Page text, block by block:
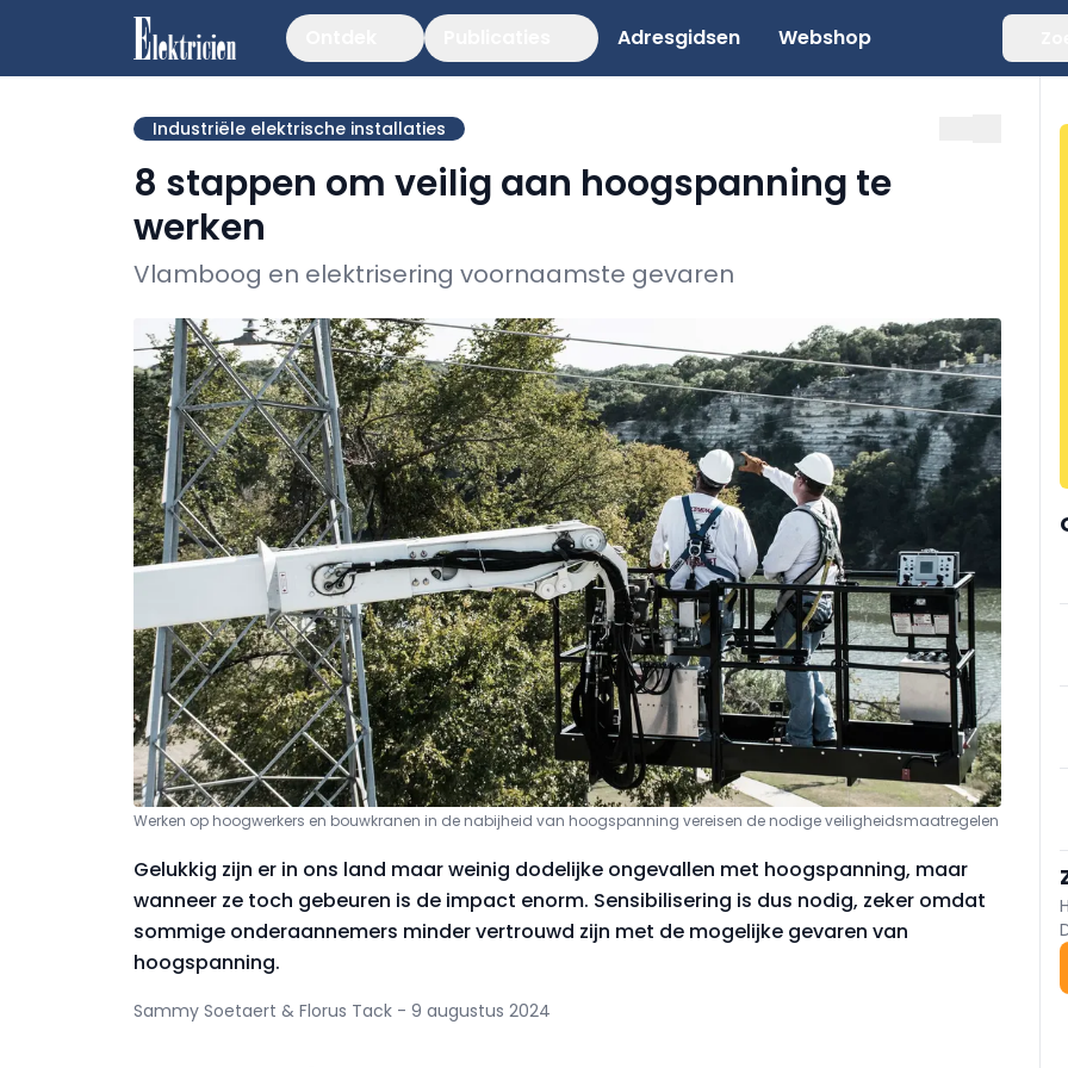
Adresgidsen Webshop
Industriële elektrische installaties
8 stappen om veilig aan hoogspanning te
werken
Vlamboog en elektrisering voornaamste gevaren
Werken op hoogwerkers en bouwkranen in de nabijheid van hoogspanning vereisen de nodige veiligheidsmaatregelen
Gelukkig zijn er in ons land maar weinig dodelijke ongevallen met hoogspanning, maar
wanneer ze toch gebeuren is de impact enorm. Sensibilisering is dus nodig, zeker omdat
sommige onderaannemers minder vertrouwd zijn met de mogelijke gevaren van
hoogspanning.
Sammy Soetaert & Florus Tack - 9 augustus 2024